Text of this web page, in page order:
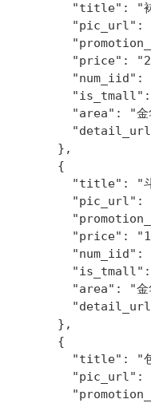
"title": "袜
"pic_url":
"price":
"num_iid":
"area": "金
      },
      {
"title": "斗
"pic_url":
"price":
"num_iid":
"area": "金
      },
      {
"title": "包
"pic_url":